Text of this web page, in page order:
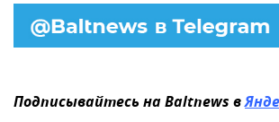
Подписывайтесь на Baltnews в